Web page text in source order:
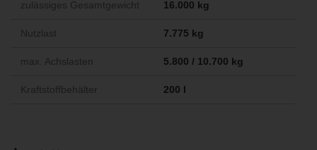
zulässiges Gesamtgewicht 16.000 kg
Nutzlast 7.775 kg
max. Achslasten 5.800 / 10.700 kg
Kraftstoffbehälter 200 l